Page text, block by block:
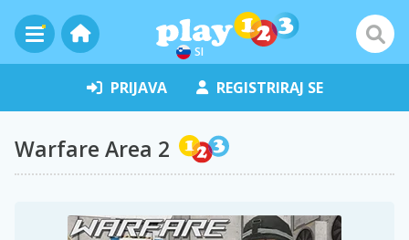
SI
PRIJAVA REGISTRIRAJ SE
Warfare Area 2